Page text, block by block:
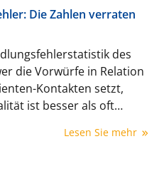
Die Zahlen verraten
des
die Vorwürfe in Relation
Kontakten setzt,
ist besser als oft
Lesen Sie mehr